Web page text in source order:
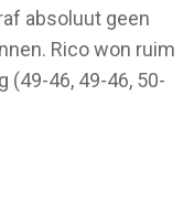
absoluut geen
Rico won ruim
(49-46, 49-46, 50-